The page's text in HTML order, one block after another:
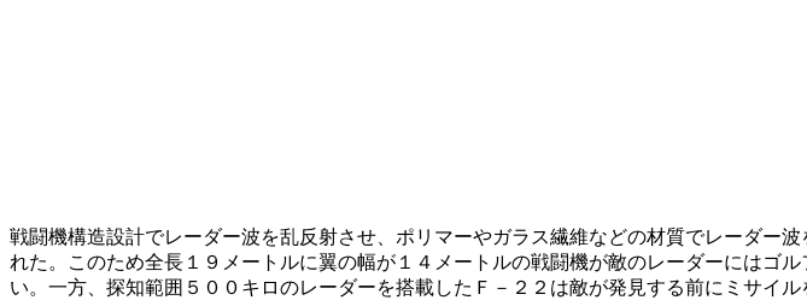
戦闘機構造設計でレーダー波を乱反射させ、ポリマーやガラス繊維などの材質でレーダー
れた。このため全長１９メートルに翼の幅が１４メートルの戦闘機が敵のレーダーにはゴ
い。一方、探知範囲５００キロのレーダーを搭載したＦ－２２は敵が発見する前にミサイ